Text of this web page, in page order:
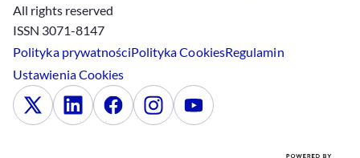
All rights reserved
ISSN 3071-8147
Polityka prywatnościPolitykaCookiesRegulamin
UstawieniaCookies
x LinkedinFacebookInstagramYoutube